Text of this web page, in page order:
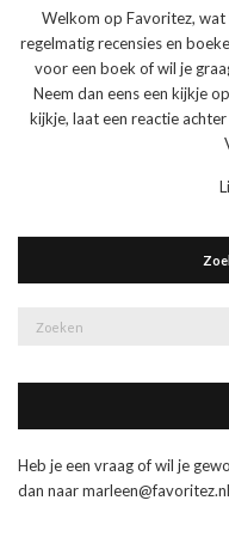
Welkom op Favoritez,
regelmatig recensies en
voor een boek of wil je
Neem dan eens een kijkje
kijkje, laat een reactie
Heb je een vraag of wil je
dan naar